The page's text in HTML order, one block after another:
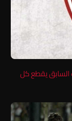
السابق يقطع كل